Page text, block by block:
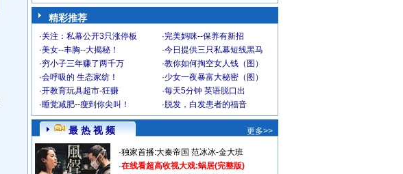
精彩推荐
·关注：私幕公开3只涨停板 ·完美妈咪--保养有新招
·美女--丰胸--大揭秘！ ·今日提供三只私幕短线黑马
·穷小子三年赚了两千万 ·教你如何掏空女人钱（图）
·会呼吸的 生态家纺！ ·少女一夜暴富大秘密（图）
·开教育玩具超市-狂赚 ·每天5分钟 英语脱口出
·睡觉减肥--瘦到你尖叫！ · 脱发，白发患者的福音
最 热 视 频 更多>>
·独家首播:大秦帝国 范冰冰-金大班
·在线看超高收视大戏:蜗居(完整版)